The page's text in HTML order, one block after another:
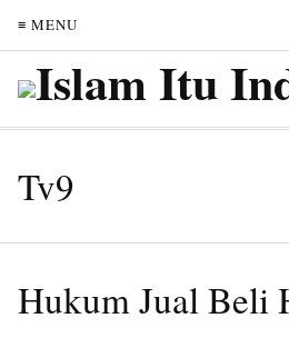
≡ MENU
Tv9
Hukum Jual Beli